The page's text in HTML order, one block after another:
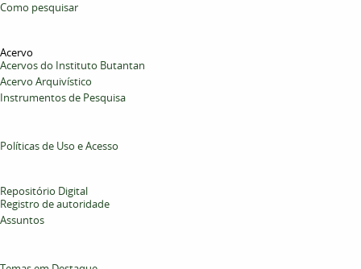
Como pesquisar
Acervo
Acervos do Instituto Butantan
Acervo Arquivístico
Instrumentos de Pesquisa
Políticas de Uso e Acesso
Repositório Digital
Registro de autoridade
Assuntos